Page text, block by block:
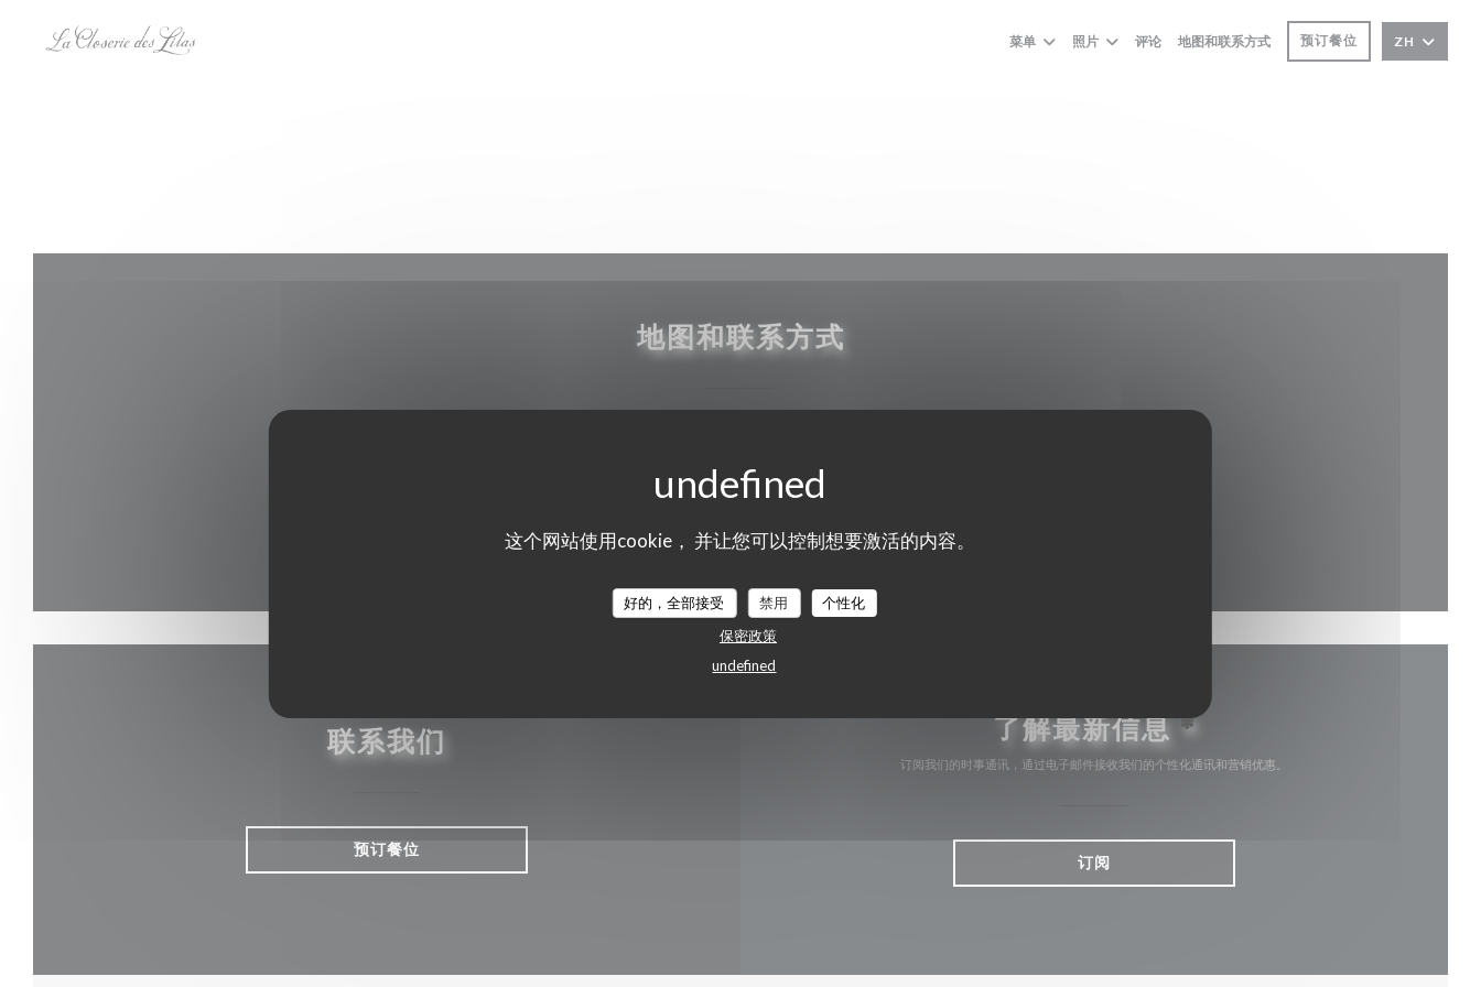
这个网站使用cookie， 并让您可以控制想要激活的内容。
好的，全部接受 禁用
个性化
保密政策
undefined
菜单 照片 评论 地图和联系方式 预订餐位 ZH
地图和联系方式
01 40 51 34 50
Facebook ((在新窗口中打开))
Instagram ((在新窗口中打开))
联系我们
预订餐位
了解最新信息*
订阅我们的时事通讯，通过电子邮件接收我们的个性化通讯和营销优惠。
订阅